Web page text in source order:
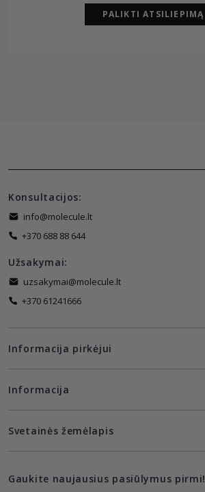
PALIKTI ATSILIEPIMĄ
Konsultacijos:
info@molecule.lt
+370 688 88 644
Užsakymai:
uzsakymai@molecule.lt
+370 61241666
Informacija pirkėjui
Informacija
Svetainės žemėlapis
Gaukite naujausius pasiūlymus pirmi!